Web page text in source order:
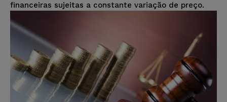
financeiras sujeitas a constante variação de preço.